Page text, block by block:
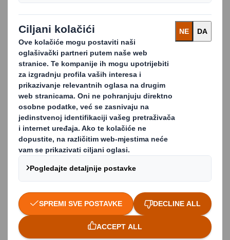
Nudimo uslugu koja je usklađena sa specifičnim
zahtjevima i količinama otpada naših klijenata te
ostvarujemo dugoročne prednosti troškova
odvajanjem materijala tako da iz njih možete ostvariti
najbolju vrijednost.
Ponosni smo što što obavljamo usluge za neke od
najpoznatijih organizacija u Europi kao što su Aldi,
Tesco i IKEA, kao i za tisuće malih poduzeća koja se
nalaze na samo jednoj lokaciji.
SMANJENJE VAŠIH TROŠKOVA I POVEĆANJE
VAŠIH TOKOVA PRIHODA
Za razliku od ostalih pružatelja usluga, mi odbijamo
uložiti u odlagalište jer nam je cilj pretvoriti 100%
otpada i materijala koji prikupljamo u nešto korisno.
Uvijek smo u potrazi za načinima na koje možemo
smanjiti vaše troškove i povećati vaše tokove
prihoda pretvarajući otpad u korisne resurse.